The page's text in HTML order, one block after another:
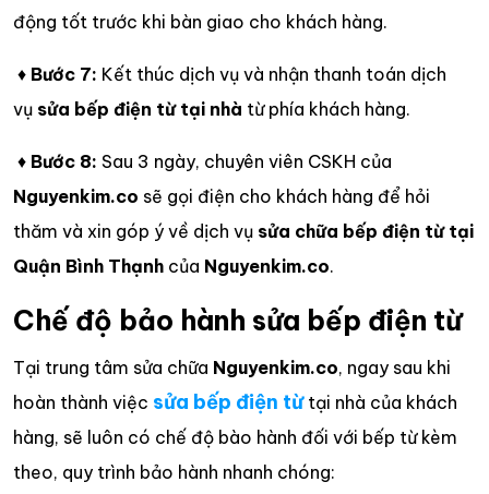
động tốt trước khi bàn giao cho khách hàng.
♦ Bước 7: Kết thúc dịch vụ và nhận thanh toán dịch
vụ sửa bếp điện từ tại nhà từ phía khách hàng.
♦ Bước 8: Sau 3 ngày, chuyên viên CSKH của
Nguyenkim.co sẽ gọi điện cho khách hàng để hỏi
thăm và xin góp ý về dịch vụ sửa chữa bếp điện từ tại
Quận Bình Thạnh của Nguyenkim.co.
Chế độ bảo hành sửa bếp điện từ
Tại trung tâm sửa chữa Nguyenkim.co, ngay sau khi
hoàn thành việc sửa bếp điện từtại nhà của khách
hàng, sẽ luôn có chế độ bào hành đối với bếp từ kèm
theo, quy trình bảo hành nhanh chóng: